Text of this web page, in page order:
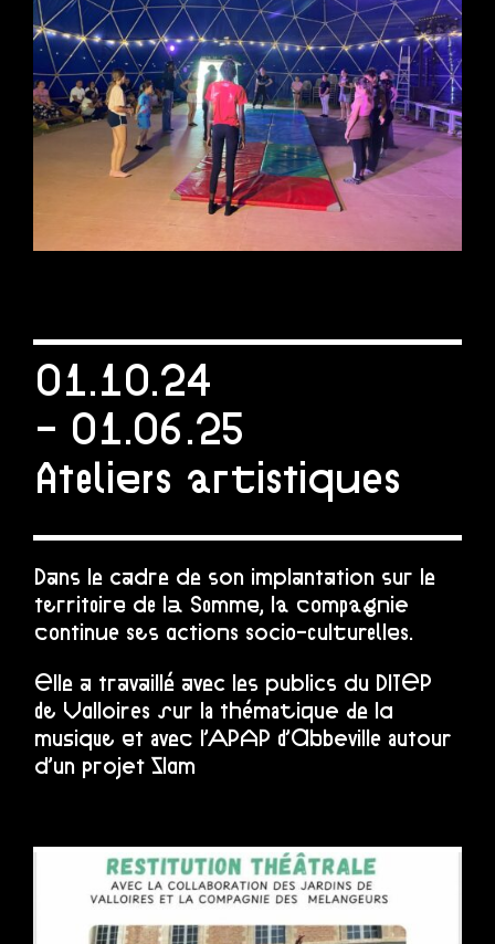
01.10.24
- 01.06.25
Ateliers artistiques
Dans le cadre de son implantation sur le
territoire de la Somme, la compagnie
continue ses actions socio-culturelles.
Elle a travaillé avec les publics du DITEP
de Valloires sur la thématique de la
musique et avec l’APAP d’Abbeville autour
d’un projet Slam